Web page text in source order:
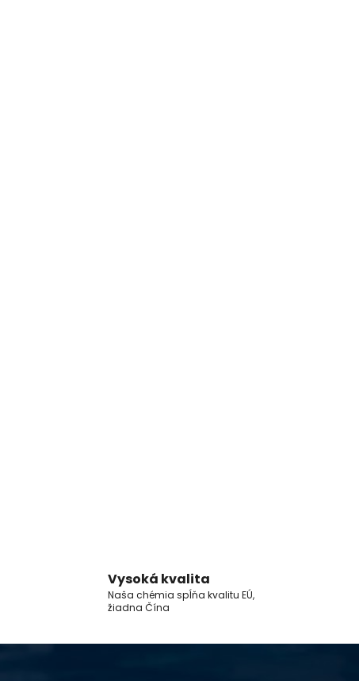
Vysoká kvalita
Naša chémia spĺňa kvalitu EÚ,
žiadna Čína